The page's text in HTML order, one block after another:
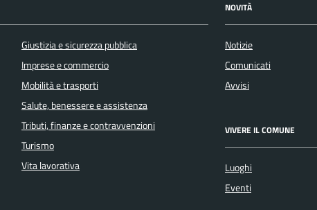
Giustizia e sicurezza pubblica
Imprese e commercio
Mobilità e trasporti
Salute, benessere e assistenza
Tributi, finanze e contravvenzioni
Turismo
Vita lavorativa
NOVITÀ
Notizie
Comunicati
Avvisi
VIVERE IL COMUNE
Luoghi
Eventi